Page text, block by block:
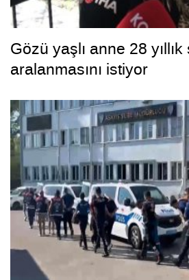
Gözü yaşlı anne 28
aralanmasını istiyor